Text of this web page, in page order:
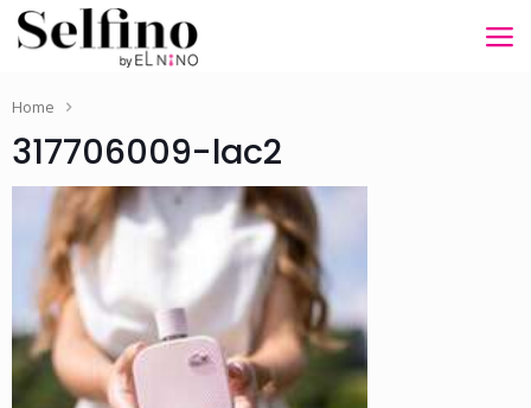
Home
317706009-lac2